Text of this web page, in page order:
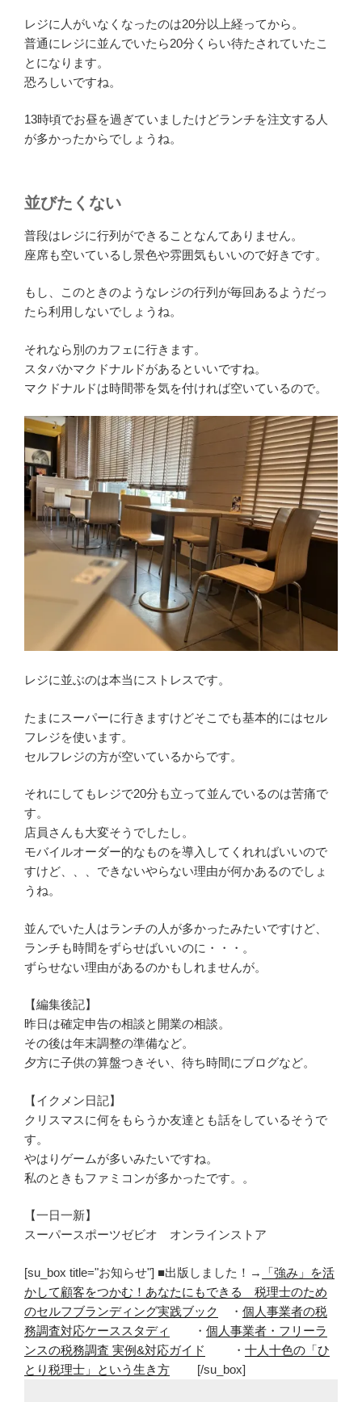
レジに人がいなくなったのは20分以上経ってから。
普通にレジに並んでいたら20分くらい待たされていたこ
とになります。
恐ろしいですね。
13時頃でお昼を過ぎていましたけどランチを注文する人
が多かったからでしょうね。
並びたくない
普段はレジに行列ができることなんてありません。
座席も空いているし景色や雰囲気もいいので好きです。
もし、このときのようなレジの行列が毎回あるようだっ
たら利用しないでしょうね。
それなら別のカフェに行きます。
スタバかマクドナルドがあるといいですね。
マクドナルドは時間帯を気を付ければ空いているので。
レジに並ぶのは本当にストレスです。
たまにスーパーに行きますけどそこでも基本的にはセル
フレジを使います。
セルフレジの方が空いているからです。
それにしてもレジで20分も立って並んでいるのは苦痛で
す。
店員さんも大変そうでしたし。
モバイルオーダー的なものを導入してくれればいいので
すけど、、、できないやらない理由が何かあるのでしょ
うね。
並んでいた人はランチの人が多かったみたいですけど、
ランチも時間をずらせばいいのに・・・。
ずらせない理由があるのかもしれませんが。
【編集後記】
昨日は確定申告の相談と開業の相談。
その後は年末調整の準備など。
夕方に子供の算盤つきそい、待ち時間にブログなど。
【イクメン日記】
クリスマスに何をもらうか友達とも話をしているそうで
す。
やはりゲームが多いみたいですね。
私のときもファミコンが多かったです。。
【一日一新】
スーパースポーツゼビオ オンラインストア
[su_box title="お知らせ"] ■出版しました！→
「強み」を活
かして顧客をつかむ！あなたにもできる 税理士のため
のセルフブランディング実践ブック
・ 個人事業者の税
務調査対応ケーススタディ
・ 個人事業者・フリーラ
ンスの税務調査 実例&対応ガイド
・ 十人十色の「ひ
とり税理士」という生き方 [/su_box]